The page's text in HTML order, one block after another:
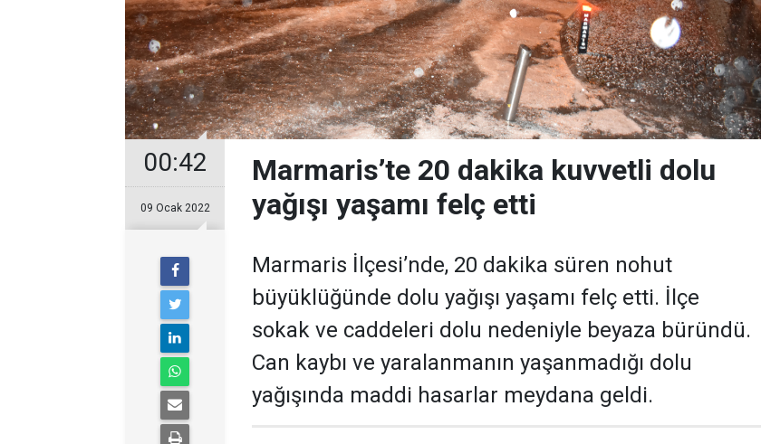
00:42
09 Ocak 2022
Marmaris’te 20 dakika kuvvetli dolu
yağışı yaşamı felç etti
Marmaris İlçesi’nde, 20 dakika süren nohut
büyüklüğünde dolu yağışı yaşamı felç etti. İlçe
sokak ve caddeleri dolu nedeniyle beyaza büründü.
Can kaybı ve yaralanmanın yaşanmadığı dolu
yağışında maddi hasarlar meydana geldi.